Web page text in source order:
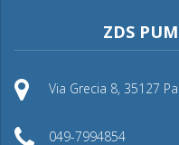
ZDS
Via Grecia 8, 35127
049-7994854